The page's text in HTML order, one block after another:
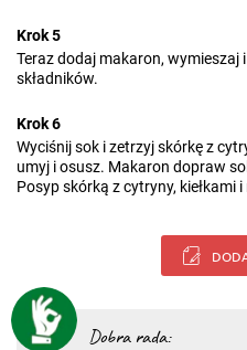
Krok 5
Teraz dodaj makaron, wymieszaj
składników.
Krok 6
Wyciśnij sok i zetrzyj skórkę z
umyj i osusz. Makaron dopraw
Posyp skórką z cytryny,
Dobra rada: